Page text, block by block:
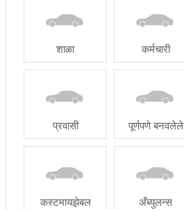
शाळा कर्मचारी
प्रवासी पूर्णपणे बनवलेले
कस्टमायझेबल अँब्युलन्स